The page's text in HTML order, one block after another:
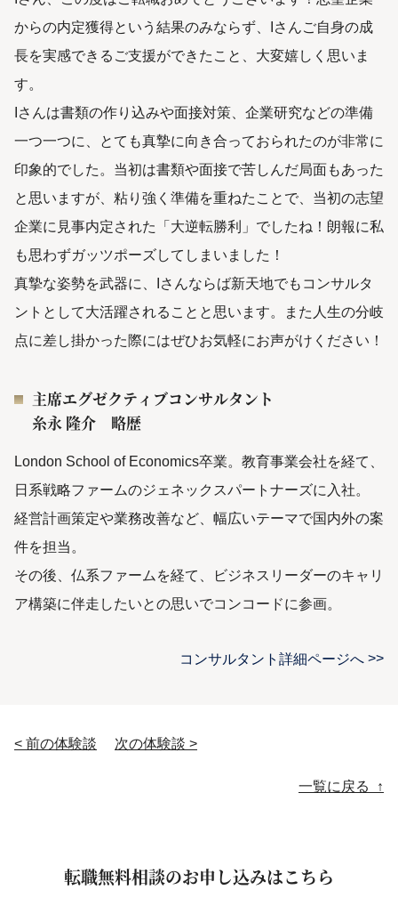
からの内定獲得という結果のみならず、Iさんご自身の成
長を実感できるご支援ができたこと、大変嬉しく思いま
す。
Iさんは書類の作り込みや面接対策、企業研究などの準備
一つ一つに、とても真摯に向き合っておられたのが非常に
印象的でした。当初は書類や面接で苦しんだ局面もあった
と思いますが、粘り強く準備を重ねたことで、当初の志望
企業に見事内定された「大逆転勝利」でしたね！朗報に私
も思わずガッツポーズしてしまいました！
真摯な姿勢を武器に、Iさんならば新天地でもコンサルタ
ントとして大活躍されることと思います。また人生の分岐
点に差し掛かった際にはぜひお気軽にお声がけください！
主席エグゼクティブコンサルタント
糸永 隆介 略歴
London School of Economics卒業。教育事業会社を経て、
日系戦略ファームのジェネックスパートナーズに入社。
経営計画策定や業務改善など、幅広いテーマで国内外の案
件を担当。
その後、仏系ファームを経て、ビジネスリーダーのキャリ
ア構築に伴走したいとの思いでコンコードに参画。
コンサルタント詳細ページへ
< 前の体験談 次の体験談 >
一覧に戻る ↑
転職無料相談のお申し込みはこちら